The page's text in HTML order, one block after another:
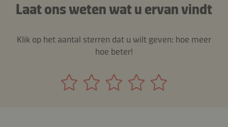
Laat ons weten wat u ervan vindt
Klik op het aantal sterren dat u wilt geven: hoe meer
hoe beter!